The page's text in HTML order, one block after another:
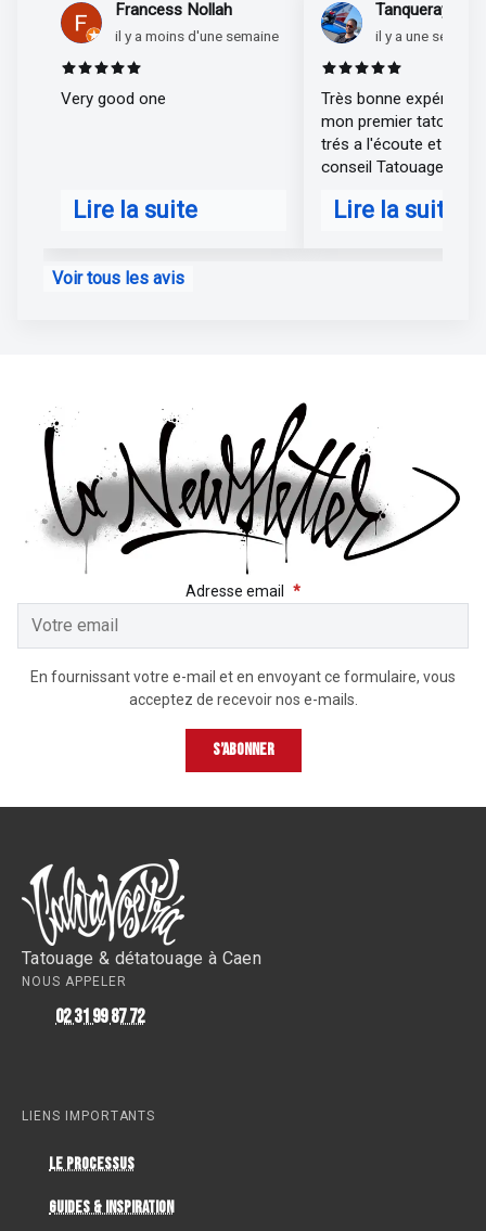
Francess Nollah
il y a moins d'une semaine
Rated 5 out of 5 stars
Very good one
Lire la suite
Tanqueray
il y a une semaine
Rated 5 out of
Très bonne
mon premier tatouage
trés a l'écoute et de très bon
conseil Tatouage tres
elodie
Lire la suite
Voir tous les avis
RECEVEZ LES
Adresse email *
En fournissant votre e-mail et en envoyant ce formulaire, vous
acceptez de recevoir nos e-mails.
S’abonner
Tatouage & détatouage à Caen
NOUS APPELER
02 31 99 87 72
LIENS IMPORTANTS
Le Processus
Guides & Inspiration